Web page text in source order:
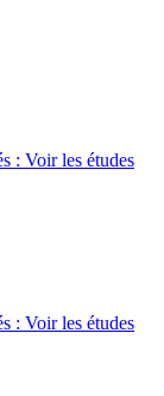
: Voir les études
: Voir les études